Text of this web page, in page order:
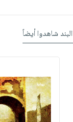
شاهدوا أيضاً